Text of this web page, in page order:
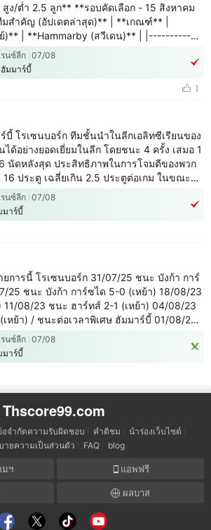
ง/ต่ำ 2.5 ลูก** **รอบคัดเลือก - 15 สิงหาคม
ย์)** | **Hammarby (สวีเดน)** | |------------
|--------------------------| |
1W 2D 2L (ลีก+ยุโรป) | 3W 1D 1L
า/เยือน** | - 8/10 นัดเหย้าไม่แพ้- ยิงเหย้า
ดเยือนชนะ- เสียประตูเยือนเฉลี่ย 1.4 ลูก | |
นับ
นซ์ลีก 07/08
ฮัมมาร์บี้
1
บี้ โรเซนบอร์ก ทีมชั้นนำในลีกเอลิทซีเรียนของ
ได้อย่างยอดเยี่ยมในลีก โดยชนะ 4 ครั้ง เสมอ 1
นัดหลังสุด ประสิทธิภาพในการโจมตีของพวก
16 ประตู เฉลี่ยเกิน 2.5 ประตูต่อเกม ในขณะ
พวกเขาก็ค่อนข้างมั่นคง ยอมรับเพียง 7 ประตู
างการโจมตีและการป
นซ์ลีก 07/08
มาร์บี้
การนี้ โรเซนบอร์ก 31/07/25 ชนะ บังก้า การ์
25 ชนะ บังก้า การ์ซได 5-0 (เหย้า) 18/08/23
11/08/23 ชนะ ฮาร์ทส์ 2-1 (เหย้า) 04/08/23
(เหย้า) / ชนะต่อเวลาพิเศษ ฮัมมาร์บี้ 01/08/25
ว 0-0 (เยือน) / ชนะต่อเวลาพิเศษ 25/07/25
ว 0-0 (เหย้า) 28/07/23 แพ้ ทเวนเต้ 0-1
อฟซี บาเซิ่ล 3-1 (เหย้า) / แพ้จุดโทษ 3-4
นซ์ลีก 07/08
มาร์บี้
Thscore99.com
อจำกัดความรับผิดชอบ คำติชม
นำร่องเว็บไซต์
ายความเป็นส่วนตัว
FAQ blog
มฯ แอพฟรี
ผลบาส